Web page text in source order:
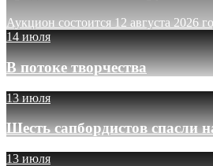
Аукцион состоится 12 августа 2026
14 июля
В потоке творчества
13 июля
Шесть сапбордистов спасли
13 июля